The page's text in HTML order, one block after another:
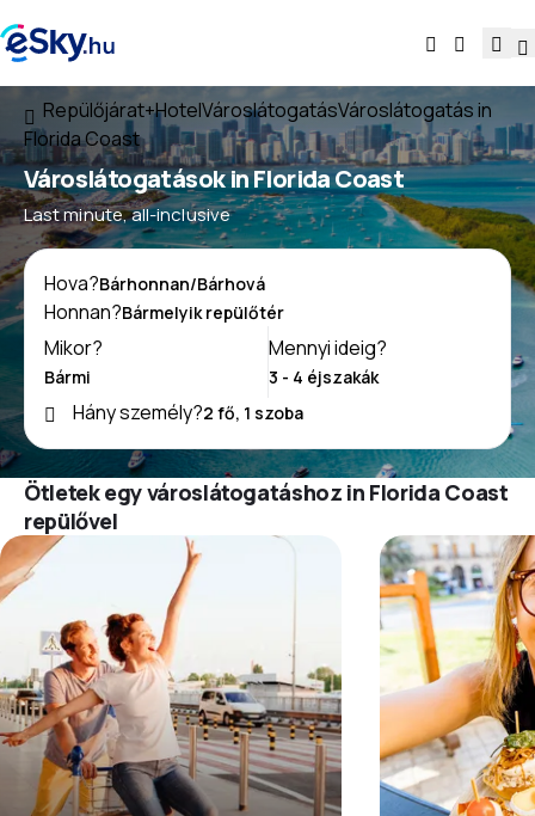
Repülőjárat+HotelVároslátogatásVároslátogatás in
Florida Coast
Városlátogatások in Florida Coast
Last minute, all-inclusive
Hova?
Honnan?
Mikor?
Mennyi ideig?
Hány személy?
Ötletek egy városlátogatáshoz in Florida Coast
repülővel